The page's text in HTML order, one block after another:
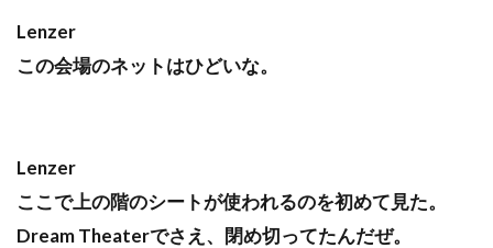
Lenzer
この会場のネットはひどいな。
Lenzer
ここで上の階のシートが使われるのを初めて見た。
Dream Theaterでさえ、閉め切ってたんだぜ。